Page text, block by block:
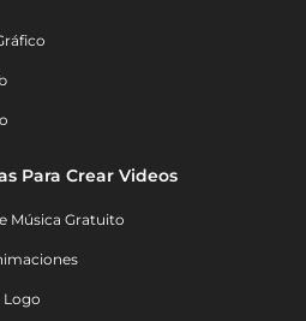
Para Crear Videos
Música Gratuito